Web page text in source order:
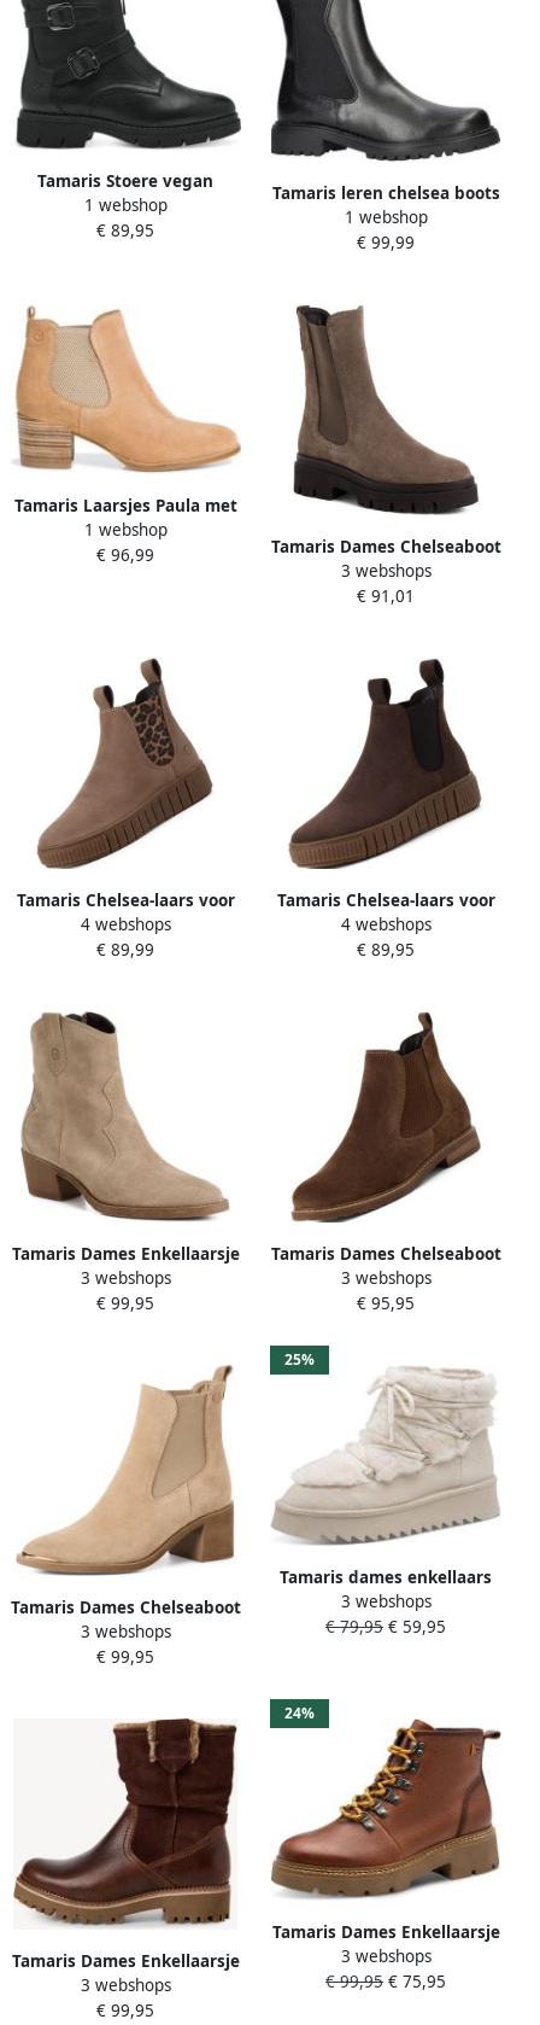
Tamaris Stoere vegan
bikerboot met rits en
gespen Zwart Dames
1 webshop
€ 89,95
Tamaris leren chelsea boots
zwart
1 webshop
€ 99,99
Tamaris Laarsjes Paula met
aan beide kanten
stretchinzet
1 webshop
€ 96,99
Tamaris Dames Chelseaboot
1-25992-41 378 smal
3 webshops
€ 91,01
Tamaris Chelsea-laars voor
dames lichtbruin
luipaardprint
4 webshops
€ 89,99
Tamaris Chelsea-laars voor
dames donkerbruin
(mokka)
4 webshops
€ 89,95
Tamaris Dames Enkellaarsje
1-25702-41 4B0 normaal
3 webshops
€ 99,95
Tamaris Dames Chelseaboot
1-25056-41 381 smal
3 webshops
€ 95,95
Tamaris Dames Chelseaboot
1-25301-45 400
3 webshops
€ 99,95
25%
Tamaris dames enkellaars
met plateauzool 1-26475-45
418 warme voering Beige
3 webshops
€ 79,95 € 59,95
Tamaris Dames Enkellaarsje
1-26416-45 305
3 webshops
€ 99,95
24%
Tamaris Dames Enkellaarsje
1-25212-45 305
3 webshops
€ 99,95 € 75,95